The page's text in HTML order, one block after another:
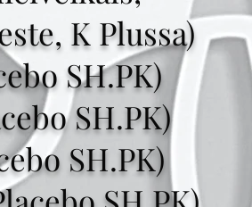
K Plussa)
SH.PK)
SH.PK)
SH.PK)